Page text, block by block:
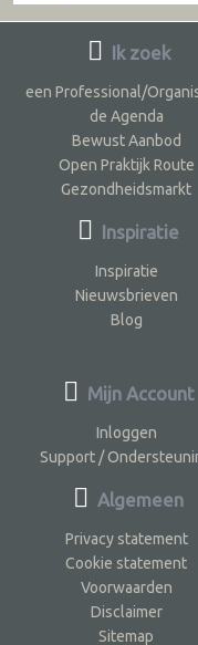
Ik zoek
een Professional/
de Agenda
Bewust Aanbod
Open Praktijk Route
Gezondheidsmarkt
Inspiratie
Inspiratie
Nieuwsbrieven
Blog
Mijn Account
Inloggen
Support /
Algemeen
Privacy statement
Cookie statement
Voorwaarden
Disclaimer
Sitemap